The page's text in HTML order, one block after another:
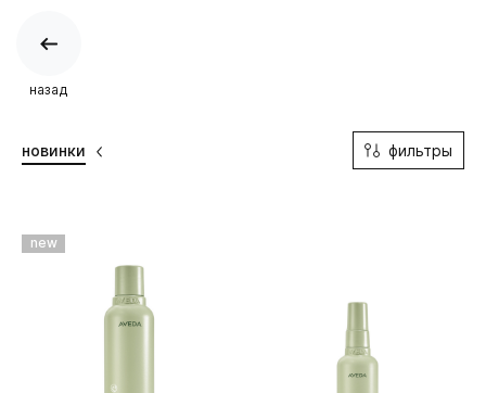
назад
новинки фильтры
new